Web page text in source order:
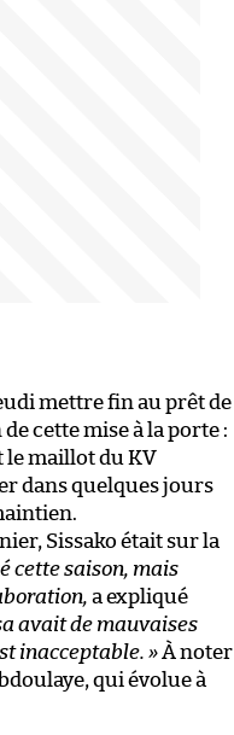
mettre fin au prêt de
cette mise à la porte :
le maillot du KV
dans quelques jours
Sissako était sur la
cette saison, mais
, a expliqué
avait de mauvaises
inacceptable. »À noter
qui évolue à